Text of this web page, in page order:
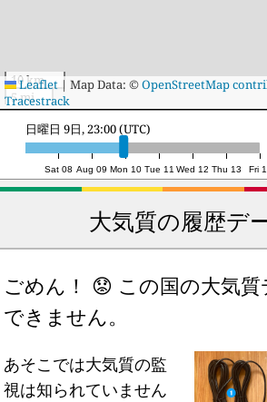
10 km
5 mi
Leaflet| Map Data: ©OpenStreetMap
Tracestrack
Sat 08 Aug 09 Mon 10 Tue 11 Wed 12 Thu 13 Fri
月曜日 10日, 19:00 (UTC)
大気質の履歴デー
ごめん！ 😟 この国の大気
できません。
あそこでは大気質の監
視は知られていません